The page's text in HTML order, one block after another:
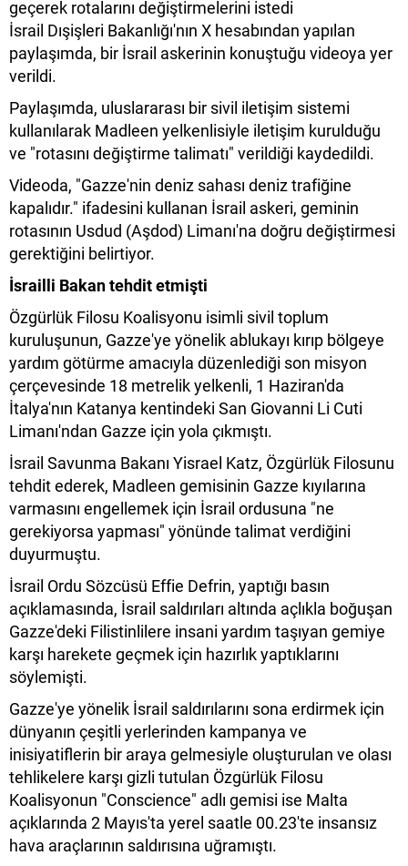
geçerek rotalarını değiştirmelerini istedi
İsrail Dışişleri Bakanlığı'nın X hesabından yapılan
paylaşımda, bir İsrail askerinin konuştuğu videoya yer
verildi.
Paylaşımda, uluslararası bir sivil iletişim sistemi
kullanılarak Madleen yelkenlisiyle iletişim kurulduğu
ve "rotasını değiştirme talimatı" verildiği kaydedildi.
Videoda, "Gazze'nin deniz sahası deniz trafiğine
kapalıdır." ifadesini kullanan İsrail askeri, geminin
rotasının Usdud (Aşdod) Limanı'na doğru değiştirmesi
gerektiğini belirtiyor.
İsrailli Bakan tehdit etmişti
Özgürlük Filosu Koalisyonu isimli sivil toplum
kuruluşunun, Gazze'ye yönelik ablukayı kırıp bölgeye
yardım götürme amacıyla düzenlediği son misyon
çerçevesinde 18 metrelik yelkenli, 1 Haziran'da
İtalya'nın Katanya kentindeki San Giovanni Li Cuti
Limanı'ndan Gazze için yola çıkmıştı.
İsrail Savunma Bakanı Yisrael Katz, Özgürlük Filosunu
tehdit ederek, Madleen gemisinin Gazze kıyılarına
varmasını engellemek için İsrail ordusuna "ne
gerekiyorsa yapması" yönünde talimat verdiğini
duyurmuştu.
İsrail Ordu Sözcüsü Effie Defrin, yaptığı basın
açıklamasında, İsrail saldırıları altında açlıkla boğuşan
Gazze'deki Filistinlilere insani yardım taşıyan gemiye
karşı harekete geçmek için hazırlık yaptıklarını
söylemişti.
Gazze'ye yönelik İsrail saldırılarını sona erdirmek için
dünyanın çeşitli yerlerinden kampanya ve
inisiyatiflerin bir araya gelmesiyle oluşturulan ve olası
tehlikelere karşı gizli tutulan Özgürlük Filosu
Koalisyonun "Conscience" adlı gemisi ise Malta
açıklarında 2 Mayıs'ta yerel saatle 00.23'te insansız
hava araçlarının saldırısına uğramıştı.